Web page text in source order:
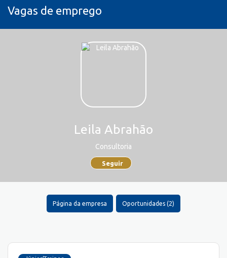
Vagas de emprego
Leila Abrahão
Consultoria
Seguir
Página da empresa Oportunidades (2)